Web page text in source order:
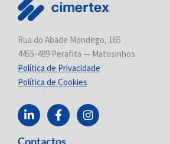
Rua do Abade Mondego, 165
4455-489 Perafita — Matosinhos
Política de Privacidade
Política de Cookies
L
i
n
F
a
c
I
n
s
Contactos